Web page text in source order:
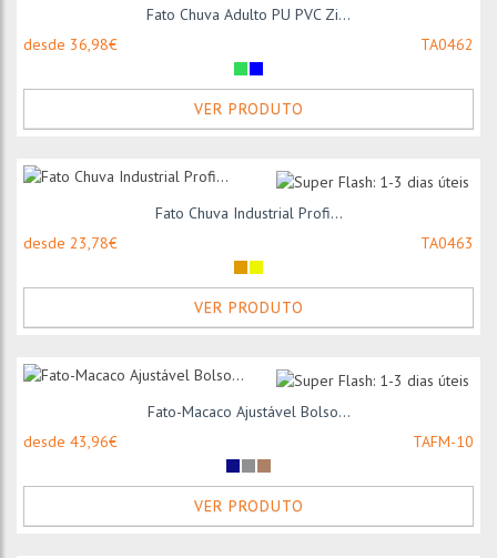
Fato Chuva Adulto PU PVC Zi...
desde 36,98€
TA0462
VER PRODUTO
Fato Chuva Industrial Profi...
desde 23,78€
TA0463
VER PRODUTO
Fato-Macaco Ajustável Bolso...
desde 43,96€
TAFM-10
VER PRODUTO